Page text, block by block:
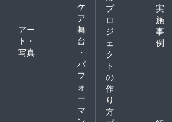
ケ
ア
アー
ト・
写真
舞
台
・
パ
フ
ォ
ー
マ
プ
ロ
ジ
ェ
ク
ト
の
作
り
方
実
施
事
例